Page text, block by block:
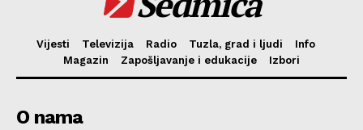
Vijesti Televizija Radio Tuzla, grad i ljudi
Info
Magazin
Zapošljavanje i edukacije Izbori
O nama